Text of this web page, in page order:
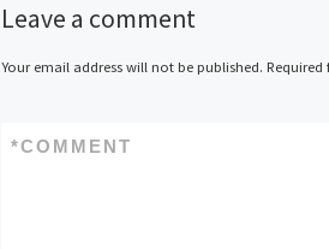
Leave a comment
Your email address will not be published. Required
COMMENT
*